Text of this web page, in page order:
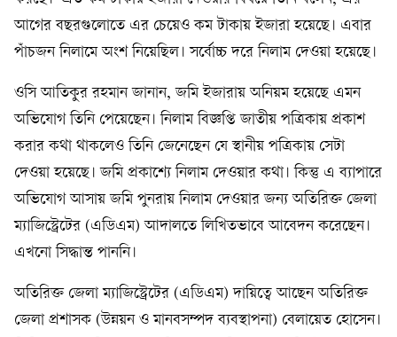
আগের বছরগুলোতে এর চেয়েও কম টাকায় ইজারা হয়েছে। এবার
পাঁচজন নিলামে অংশ নিয়েছিল। সর্বোচ্চ দরে নিলাম দেওয়া হয়েছে।
ওসি আতিকুর রহমান জানান, জমি ইজারায় অনিয়ম হয়েছে এমন
অভিযোগ তিনি পেয়েছেন। নিলাম বিজ্ঞপ্তি জাতীয় পত্রিকায় প্রকাশ
করার কথা থাকলেও তিনি জেনেছেন যে স্থানীয় পত্রিকায় সেটা
দেওয়া হয়েছে। জমি প্রকাশ্যে নিলাম দেওয়ার কথা। কিন্তু এ ব্যাপারে
অভিযোগ আসায় জমি পুনরায় নিলাম দেওয়ার জন্য অতিরিক্ত জেলা
ম্যাজিস্ট্রেটের (এডিএম) আদালতে লিখিতভাবে আবেদন করেছেন।
এখনো সিদ্ধান্ত পাননি।
অতিরিক্ত জেলা ম্যাজিস্ট্রেটের (এডিএম) দায়িত্বে আছেন অতিরিক্ত
জেলা প্রশাসক (উন্নয়ন ও মানবসম্পদ ব্যবস্থাপনা) বেলায়েত হোসেন।